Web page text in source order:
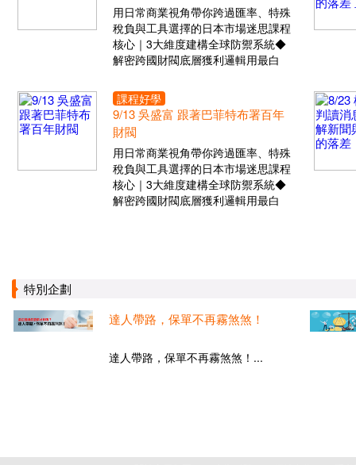
用日常商業視角帶你跨過匯率、特殊
稅負與工具選擇的日本市場迷思課程
核心｜3大維度建構全球防禦系統◆
解密跨國財閥底層獲利邏輯用最白
課程好學
9/13 吳盛富 跟著巴菲特布署百年
財閥
用日常商業視角帶你跨過匯率、特殊
稅負與工具選擇的日本市場迷思課程
核心｜3大維度建構全球防禦系統◆
解密跨國財閥底層獲利邏輯用最白
特別企劃
達人帶路，保單不再霧煞煞！
達人帶路，保單不再霧煞煞！...